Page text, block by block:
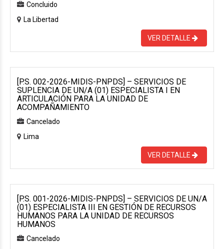
Concluido
La Libertad
VER DETALLE
[P.S. 002-2026-MIDIS-PNPDS] – SERVICIOS DE
SUPLENCIA DE UN/A (01) ESPECIALISTA I EN
ARTICULACIÓN PARA LA UNIDAD DE
ACOMPAÑAMIENTO
Cancelado
Lima
VER DETALLE
[P.S. 001-2026-MIDIS-PNPDS] – SERVICIOS DE UN/A
(01) ESPECIALISTA III EN GESTIÓN DE RECURSOS
HUMANOS PARA LA UNIDAD DE RECURSOS
HUMANOS
Cancelado